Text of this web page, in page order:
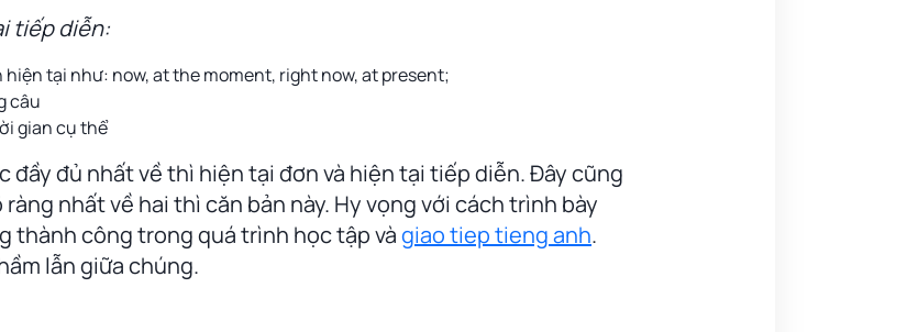
tiếp diễn:
tại như: now, at the moment, right now, at present;
câu
gian cụ thể
đầy đủ nhất về thì hiện tại đơn và hiện tại tiếp diễn. Đây cũng
nhất về hai thì căn bản này. Hy vọng với cách trình bày
thành công trong quá trình học tập vàgiao tiep tieng anh.
lẫn giữa chúng.